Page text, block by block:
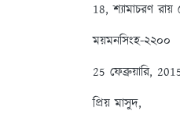
18, শ্যামাচরণ
ময়মনসিংহ-২২০০
25 ফেব্রুয়ারি,
প্রিয় মাসুদ,